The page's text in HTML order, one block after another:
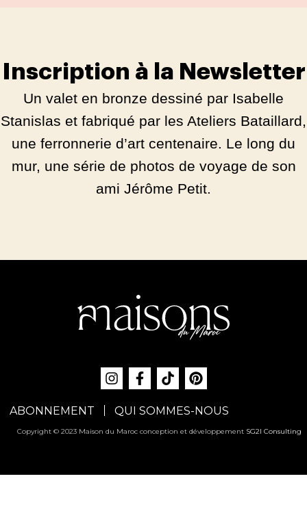
Inscription à la Newsletter
Un valet en bronze dessiné par Isabelle
Stanislas et fabriqué par les Ateliers Bataillard,
une ferronnerie d’art centenaire. Le long du
mur, une série de photos de voyage de son
ami Jérôme Petit.
ABONNEMENT QUI SOMMES-NOUS
Copyright © 2023 Maison du Maroc conception et développement SG2I Consulting